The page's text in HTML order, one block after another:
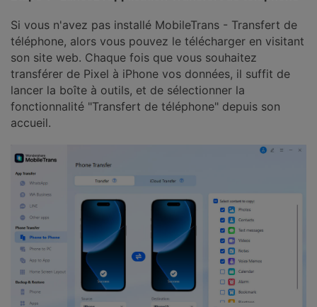
Si vous n'avez pas installé MobileTrans - Transfert de
téléphone, alors vous pouvez le télécharger en visitant
son site web. Chaque fois que vous souhaitez
transférer de Pixel à iPhone vos données, il suffit de
lancer la boîte à outils, et de sélectionner la
fonctionnalité "Transfert de téléphone" depuis son
accueil.